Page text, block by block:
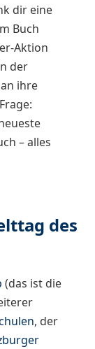
dir eine
Buch
Aktion
der
ihre
– alles
des
(das ist die
, der